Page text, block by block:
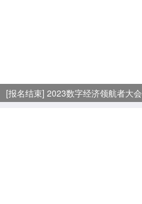
[报名结束] 2023数字经济领航者大会